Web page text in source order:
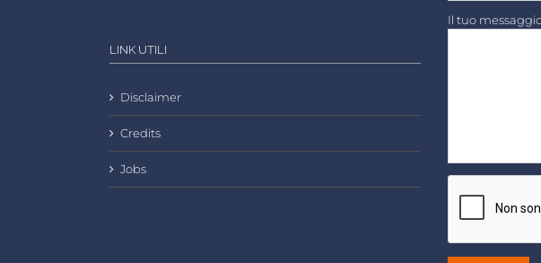
LINK UTILI
Disclaimer
Credits
Jobs
Il tuo